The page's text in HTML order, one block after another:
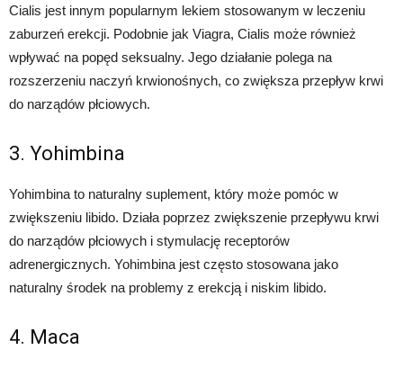
Cialis jest innym popularnym lekiem stosowanym w leczeniu
zaburzeń erekcji. Podobnie jak Viagra, Cialis może również
wpływać na popęd seksualny. Jego działanie polega na
rozszerzeniu naczyń krwionośnych, co zwiększa przepływ krwi
do narządów płciowych.
3. Yohimbina
Yohimbina to naturalny suplement, który może pomóc w
zwiększeniu libido. Działa poprzez zwiększenie przepływu krwi
do narządów płciowych i stymulację receptorów
adrenergicznych. Yohimbina jest często stosowana jako
naturalny środek na problemy z erekcją i niskim libido.
4. Maca